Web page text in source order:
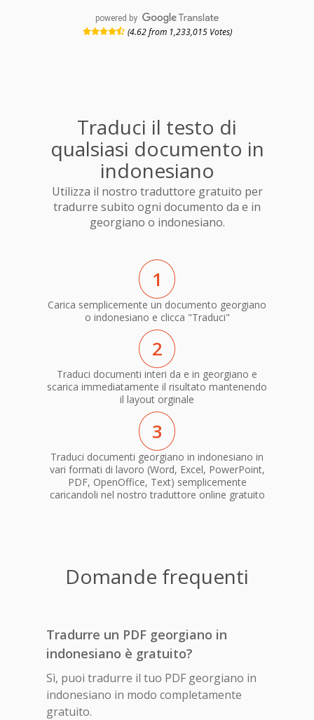
powered by
(4.62 from 1,233,015 Votes)
Traduci il testo di
qualsiasi documento in
indonesiano
Utilizza il nostro traduttore gratuito per
tradurre subito ogni documento da e in
georgiano o indonesiano.
1
Carica semplicemente un documento georgiano
o indonesiano e clicca "Traduci"
2
Traduci documenti interi da e in georgiano e
scarica immediatamente il risultato mantenendo
il layout orginale
3
Traduci documenti georgiano in indonesiano in
vari formati di lavoro (Word, Excel, PowerPoint,
PDF, OpenOffice, Text) semplicemente
caricandoli nel nostro traduttore online gratuito
Domande frequenti
Tradurre un PDF georgiano in
indonesiano è gratuito?
Sì, puoi tradurre il tuo PDF georgiano in
indonesiano in modo completamente
gratuito.